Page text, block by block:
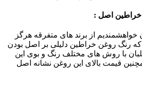
خراطین اصل :
خواهشمندیم از برند های متفرقه هرگز
که رنگ روغن خراطین دلیلی بر اصل بودن
با روش های مختلف رنگ و بوی این
قیمت بالای این روغن نشانه اصل